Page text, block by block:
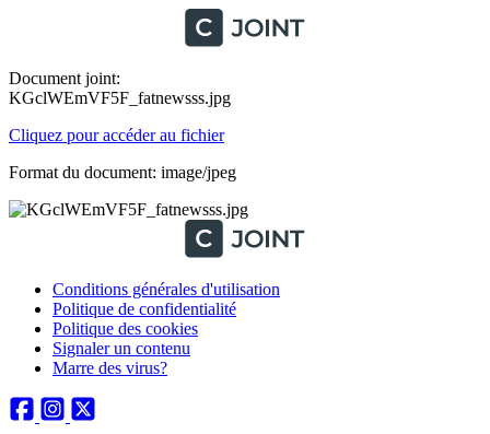
Document joint:
KGclWEmVF5F_fatnewsss.jpg
Cliquez pour accéder au fichier
Format du document: image/jpeg
Conditions générales d'utilisation
Politique de confidentialité
Politique des cookies
Signaler un contenu
Marre des virus?